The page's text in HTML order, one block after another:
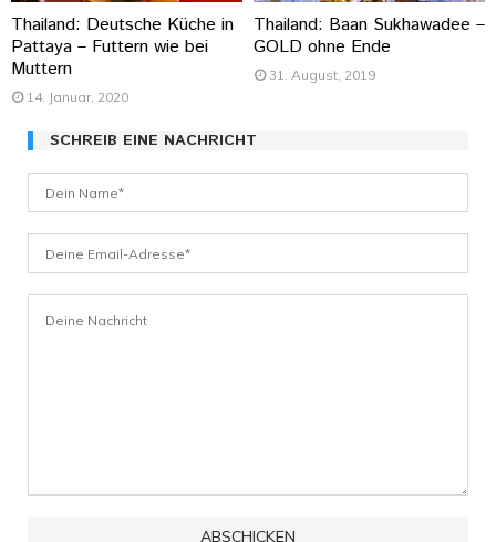
Thailand: Deutsche Küche in
Pattaya – Futtern wie bei
Muttern
14. Januar, 2020
Thailand: Baan Sukhawadee –
GOLD ohne Ende
31. August, 2019
SCHREIB EINE NACHRICHT